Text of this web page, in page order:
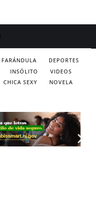
FARÁNDULA
DEPORTES
INSÓLITO
VIDEOS
CHICA SEXY NOVELA